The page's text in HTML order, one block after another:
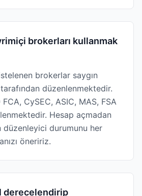
brokerları kullanmak
brokerlar saygın
düzenlenmektedir.
CySEC, ASIC, MAS, FSA
Hesap açmadan
durumunu her
öneririz.
derecelendirip